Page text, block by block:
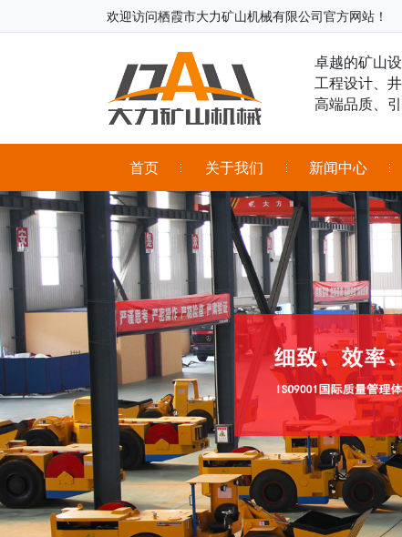
欢迎访问栖霞市大力矿山机械有限公司官方网站！
卓越的矿山
工程设计、
高端品质、
首页 关于我们 新闻中心